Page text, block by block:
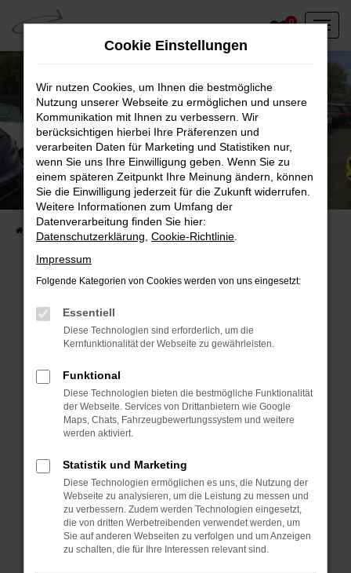
Zum
Hauptinhalt
springen
0
Unser Fahrzeugbestand vor Ort
Entdecken Sie unsere sofort verfügbaren
Fahrzeugangebote
Fehler: Network Error
Beim Laden ist ein Fehler aufgetreten.
Hier sind ein paar Tipps, die dir helfen können:
Überprüfe deine Firewall und deine
Internetverbindung.
Laden andere Webseiten, zum Beispiel deine
Suchmaschine?
Manche Erweiterungen, wie Werbeblocker,
können das Laden bestimmter Seiten
verhindern. Funktioniert die Seite in einem
anderen Browser oder in einem privaten
Fenster?
Cookie Einstellungen
Wir nutzen Cookies, um Ihnen die bestmögliche
Nutzung unserer Webseite zu ermöglichen und unsere
Kommunikation mit Ihnen zu verbessern. Wir
berücksichtigen hierbei Ihre Präferenzen und
verarbeiten Daten für Marketing und Statistiken nur,
wenn Sie uns Ihre Einwilligung geben. Wenn Sie zu
einem späteren Zeitpunkt Ihre Meinung ändern, können
Sie die Einwilligung jederzeit für die Zukunft widerrufen.
Weitere Informationen zum Umfang der
Datenverarbeitung finden Sie hier:
Datenschutzerklärung Cookie-Richtlinie
Impressum
Folgende Kategorien von Cookies werden von uns eingesetzt:
Essentiell
Diese Technologien sind erforderlich, um die
Kernfunktionalität der Webseite zu gewährleisten.
Funktional
Diese Technologien bieten die bestmögliche Funktionalität
der Webseite. Services von Drittanbietern wie Google
Maps, Chats, Fahrzeugbewertungssystem und weitere
werden aktiviert.
Statistik und Marketing
Diese Technologien ermöglichen es uns, die Nutzung der
Webseite zu analysieren, um die Leistung zu messen und
zu verbessern. Zudem werden Technologien eingesetzt,
die von dritten Werbetreibenden verwendet werden, um
Sie auf anderen Webseiten zu verfolgen und um Anzeigen
zu schalten, die für Ihre Interessen relevant sind.